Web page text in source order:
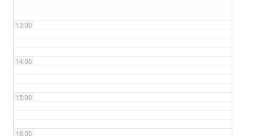
13:00
14:00
15:00
16:00